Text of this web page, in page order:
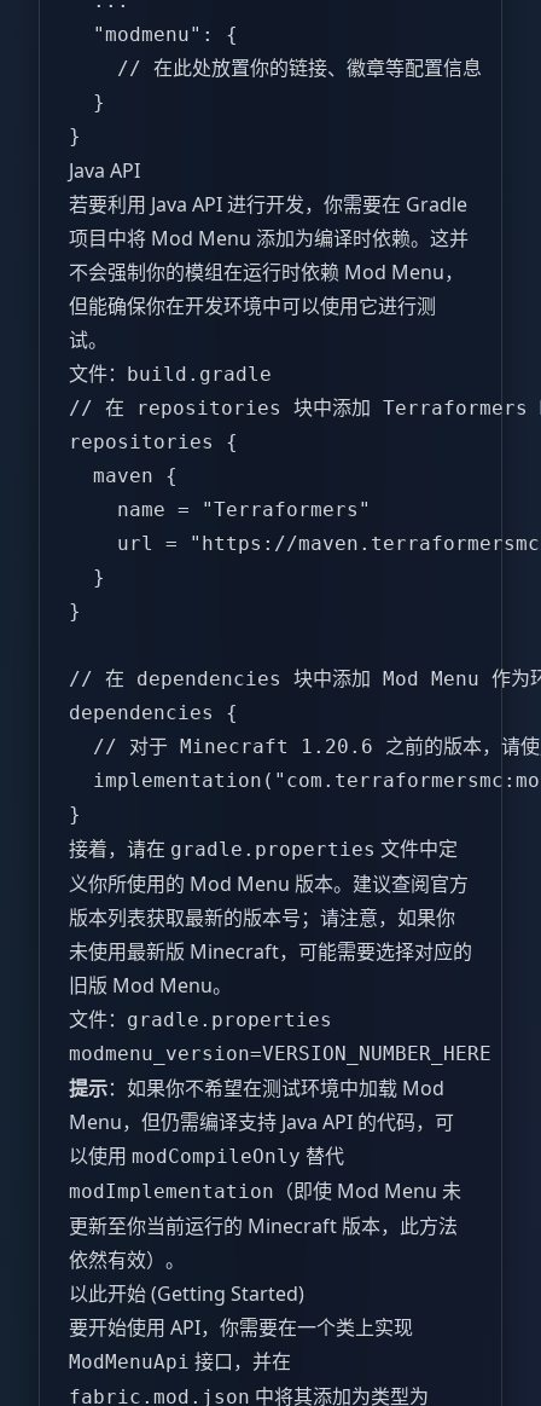
  "modmenu": {
    // 在此处放置你的链接、徽章等配置信息
  }
}
Java API
若要利用 Java API 进行开发，你需要在 Gradle
项目中将 Mod Menu 添加为编译时依赖。这并
不会强制你的模组在运行时依赖 Mod Menu，
但能确保你在开发环境中可以使用它进行测
试。
文件：
build.gradle
// 在 repositories 块中添加 Terraformers
repositories {
  maven {
    name = "Terraformers"
url = "https://
  }
}
// 在 dependencies 块中添加 Mod Menu 作
dependencies {
// 对于 Minecraft 1.20.6 之前的版本，
}
接着，请在 gradle.properties 文件中定
义你所使用的 Mod Menu 版本。建议查阅官方
版本列表获取最新的版本号；请注意，如果你
未使用最新版 Minecraft，可能需要选择对应的
旧版 Mod Menu。
文件：
gradle.properties
modmenu_version=VERSION_NUMBER_HERE
提示：如果你不希望在测试环境中加载 Mod
Menu，但仍需编译支持 Java API 的代码，可
以使用 modCompileOnly 替代
modImplementation
（即使 Mod Menu 未
更新至你当前运行的 Minecraft 版本，此方法
依然有效）。
以此开始 (Getting Started)
要开始使用 API，你需要在一个类上实现
ModMenuApi 接口，并在
fabric.mod.json 中将其添加为类型为